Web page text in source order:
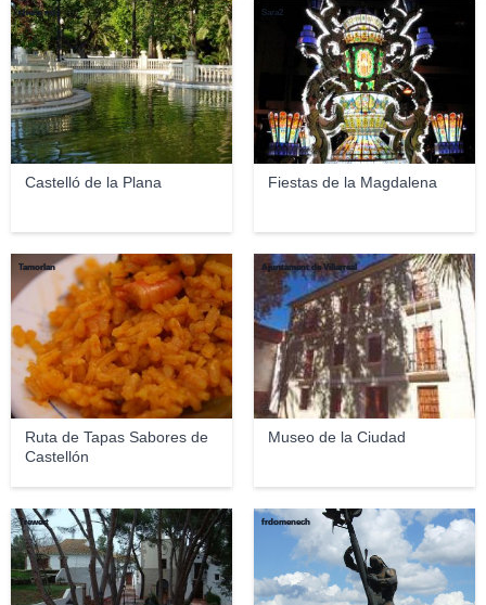
Castelló de la Plana
chene nos
Fiestas de la Magdalena
Sara2
Ruta de Tapas Sabores de
Castellón
Tamorlan
Museo de la Ciudad
Ajuntament de Villarreal
Trewert frdomenech